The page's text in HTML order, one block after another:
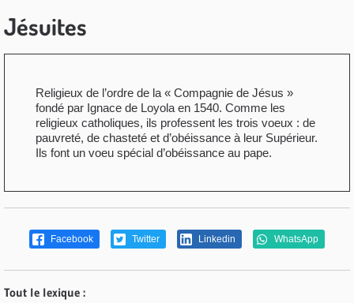
Jésuites
Religieux de l’ordre de la « Compagnie de Jésus »
fondé par Ignace de Loyola en 1540. Comme les
religieux catholiques, ils professent les trois voeux : de
pauvreté, de chasteté et d’obéissance à leur Supérieur.
Ils font un voeu spécial d’obéissance au pape.
Facebook Twitter Linkedin WhatsApp
Tout le lexique :